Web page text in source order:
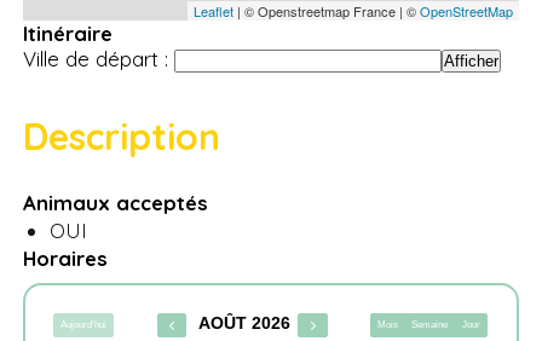
Leaflet| © Openstreetmap France | ©OpenStreetMap
Itinéraire
Ville de départ :
Description
Animaux acceptés
OUI
Horaires